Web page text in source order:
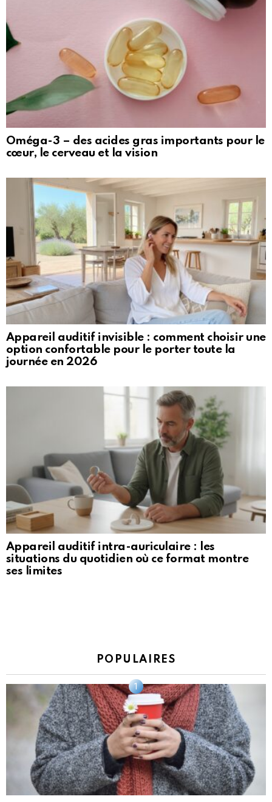
Oméga-3 – des acides gras importants pour le
cœur, le cerveau et la vision
Appareil auditif invisible : comment choisir une
option confortable pour le porter toute la
journée en 2026
Appareil auditif intra-auriculaire : les
situations du quotidien où ce format montre
ses limites
POPULAIRES